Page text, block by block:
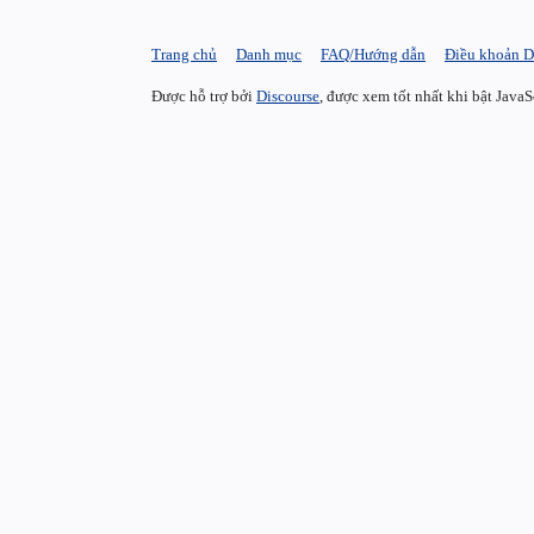
Trang chủ Danh mục FAQ/Hướng dẫn Điều khoản
Được hỗ trợ bởi Discourse, được xem tốt nhất khi bật